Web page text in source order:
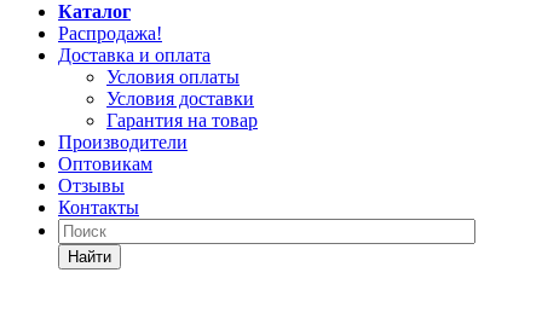
Каталог
Распродажа!
Доставка и оплата
Условия оплаты
Условия доставки
Гарантия на товар
Производители
Оптовикам
Отзывы
Контакты
Найти